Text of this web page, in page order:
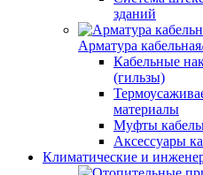
зданий
Арматура
Кабельные
(гильзы)
материалы
Муфты
Аксессуары
Климатические и